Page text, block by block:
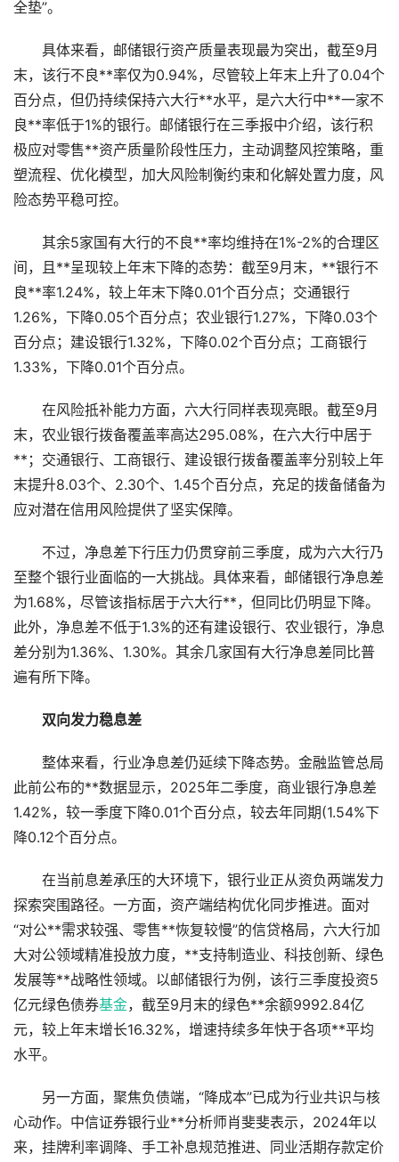
全垫”。
具体来看，邮储银行资产质量表现最为突出，截至9月
末，该行不良**率仅为0.94%，尽管较上年末上升了0.04个
百分点，但仍持续保持六大行**水平，是六大行中**一家不
良**率低于1%的银行。邮储银行在三季报中介绍，该行积
极应对零售**资产质量阶段性压力，主动调整风控策略，重
塑流程、优化模型，加大风险制衡约束和化解处置力度，风
险态势平稳可控。
其余5家国有大行的不良**率均维持在1%-2%的合理区
间，且**呈现较上年末下降的态势：截至9月末，**银行不
良**率1.24%，较上年末下降0.01个百分点；交通银行
1.26%，下降0.05个百分点；农业银行1.27%，下降0.03个
百分点；建设银行1.32%，下降0.02个百分点；工商银行
1.33%，下降0.01个百分点。
在风险抵补能力方面，六大行同样表现亮眼。截至9月
末，农业银行拨备覆盖率高达295.08%，在六大行中居于
**；交通银行、工商银行、建设银行拨备覆盖率分别较上年
末提升8.03个、2.30个、1.45个百分点，充足的拨备储备为
应对潜在信用风险提供了坚实保障。
不过，净息差下行压力仍贯穿前三季度，成为六大行乃
至整个银行业面临的一大挑战。具体来看，邮储银行净息差
为1.68%，尽管该指标居于六大行**，但同比仍明显下降。
此外，净息差不低于1.3%的还有建设银行、农业银行，净息
差分别为1.36%、1.30%。其余几家国有大行净息差同比普
遍有所下降。
双向发力稳息差
整体来看，行业净息差仍延续下降态势。金融监管总局
此前公布的**数据显示，2025年二季度，商业银行净息差
1.42%，较一季度下降0.01个百分点，较去年同期(1.54%下
降0.12个百分点。
在当前息差承压的大环境下，银行业正从资负两端发力
探索突围路径。一方面，资产端结构优化同步推进。面对
“对公**需求较强、零售**恢复较慢”的信贷格局，六大行加
大对公领域精准投放力度，**支持制造业、科技创新、绿色
发展等**战略性领域。以邮储银行为例，该行三季度投资5
亿元绿色债券基金，截至9月末的绿色**余额9992.84亿
元，较上年末增长16.32%，增速持续多年快于各项**平均
水平。
另一方面，聚焦负债端，“降成本”已成为行业共识与核
心动作。中信证券银行业**分析师肖斐斐表示，2024年以
来，挂牌利率调降、手工补息规范推进、同业活期存款定价